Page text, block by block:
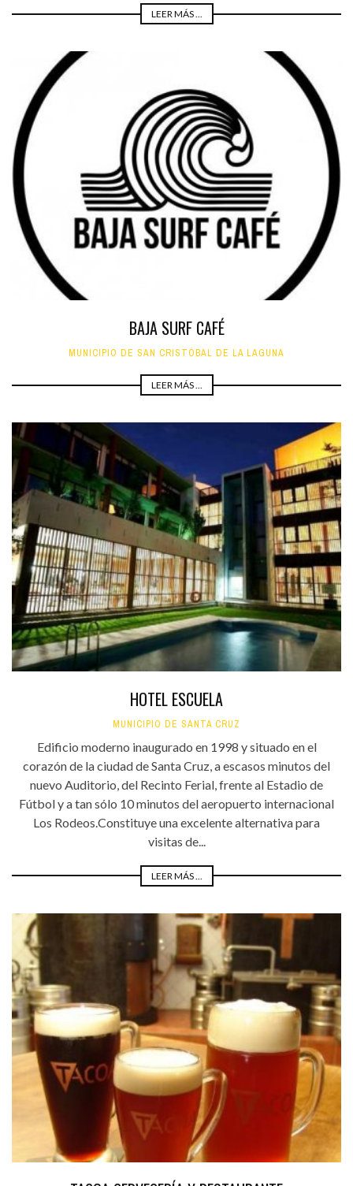
LEER MÁS ...
BAJA SURF CAFÉ
MUNICIPIO DE SAN CRISTÓBAL DE LA LAGUNA
LEER MÁS ...
HOTEL ESCUELA
MUNICIPIO DE SANTA CRUZ
Edificio moderno inaugurado en 1998 y situado en el
corazón de la ciudad de Santa Cruz, a escasos minutos del
nuevo Auditorio, del Recinto Ferial, frente al Estadio de
Fútbol y a tan sólo 10 minutos del aeropuerto internacional
Los Rodeos.Constituye una excelente alternativa para
visitas de...
LEER MÁS ...